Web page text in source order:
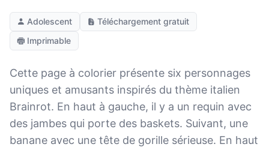
Adolescent
Téléchargement gratuit
Imprimable
Cette page à colorier présente six personnages
uniques et amusants inspirés du thème italien
Brainrot. En haut à gauche, il y a un requin avec
des jambes qui porte des baskets. Suivant, une
banane avec une tête de gorille sérieuse. En haut